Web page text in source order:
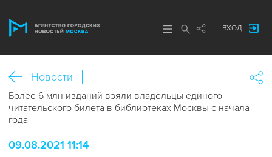
ВХОД
Новости
Более 6 млн изданий взяли владельцы единого
читательского билета в библиотеках Москвы с начала
года
09.08.2021 11:14